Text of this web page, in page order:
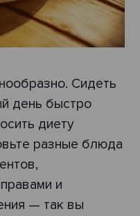
Сидеть
день быстро
диету
разные блюда
и
— так вы